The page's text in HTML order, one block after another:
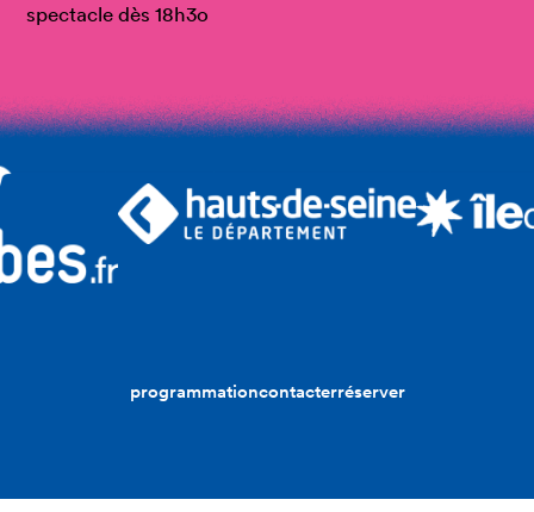
spectacle dès 18h3o
programmationcontacterréserver